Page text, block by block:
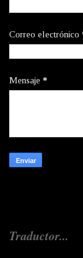
Correo electrónico
Mensaje *
Traductor...